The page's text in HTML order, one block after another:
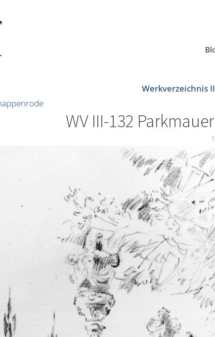
Werkverzeichnis
WV III-132